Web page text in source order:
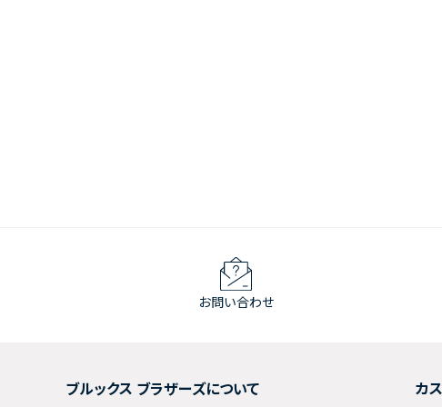
お問い合わせ
ブルックス ブラザーズについて カ